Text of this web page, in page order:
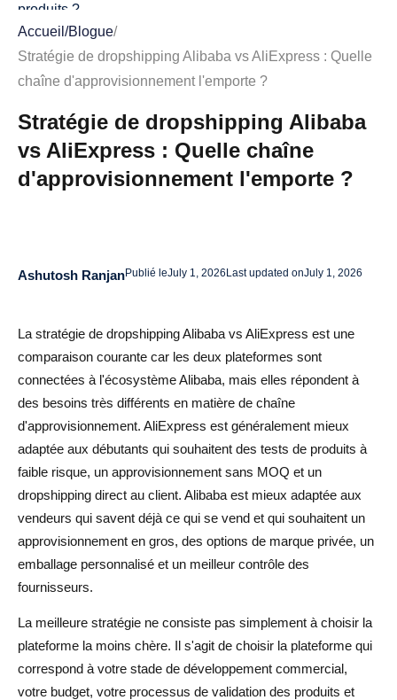
produits ?
commandes
Alibaba vs AliExpress : Prix et Marges
La stratégie intelligente : Tester avec AliExpress, passer
à l'échelle avec Alibaba
Étape 2 : Automatiser avec AliDrop
Étape 3 : Valider les succès
Étape 4 : Transférer les produits gagnants vers Alibaba
ou l'approvisionnement direct auprès des fournisseurs
Étape 5 : Continuer à tester de nouveaux produits
Erreurs courantes à éviter
Verdict final : Quelle stratégie de chaîne
d'approvisionnement l'emporte ?
Accueil /Blogue/
Stratégie de dropshipping Alibaba vs AliExpress : Quelle
chaîne d'approvisionnement l'emporte ?
Stratégie de dropshipping Alibaba
vs AliExpress : Quelle chaîne
d'approvisionnement l'emporte ?
Ashutosh RanjanPublié leJuly 1, 2026 Last updated onJuly 1, 2026
La stratégie de dropshipping Alibaba vs AliExpress est une
comparaison courante car les deux plateformes sont
connectées à l'écosystème Alibaba, mais elles répondent à
des besoins très différents en matière de chaîne
d'approvisionnement. AliExpress est généralement mieux
adaptée aux débutants qui souhaitent des tests de produits à
faible risque, un approvisionnement sans MOQ et un
dropshipping direct au client. Alibaba est mieux adaptée aux
vendeurs qui savent déjà ce qui se vend et qui souhaitent un
approvisionnement en gros, des options de marque privée, un
emballage personnalisé et un meilleur contrôle des
fournisseurs.
La meilleure stratégie ne consiste pas simplement à choisir la
plateforme la moins chère. Il s'agit de choisir la plateforme qui
correspond à votre stade de développement commercial,
votre budget, votre processus de validation des produits et